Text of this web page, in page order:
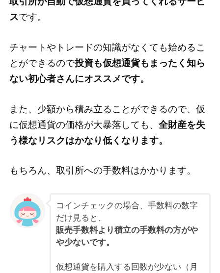
スです。
チャートやトレードの知識がなくても始めるこ
とができるので投資も仮想通貨もまったく知ら
ない初心者さんにオススメです。
また、少額から積み立ることができるので、仮
に仮想通貨の価格が大暴落しても、 全財産を失
う様なリスクはかなり低くなります。
もちろん、取引所への手数料はかかります。
コインチェックの場合、手数料の数字
だけ見ると、
販売手数料より積立の手数料の方がや
や少ないです。
仮想通貨を購入する回数が少ない（月